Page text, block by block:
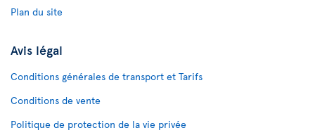
Plan du site
Avis légal
Conditions générales de transport et Tarifs
Conditions de vente
Politique de protection de la vie privée